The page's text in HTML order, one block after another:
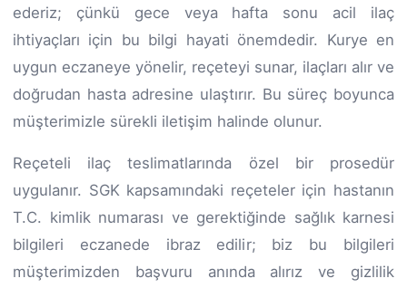
ederiz; çünkü gece veya hafta sonu acil ilaç
ihtiyaçları için bu bilgi hayati önemdedir. Kurye en
uygun eczaneye yönelir, reçeteyi sunar, ilaçları alır ve
doğrudan hasta adresine ulaştırır. Bu süreç boyunca
müşterimizle sürekli iletişim halinde olunur.
Reçeteli ilaç teslimatlarında özel bir prosedür
uygulanır. SGK kapsamındaki reçeteler için hastanın
T.C. kimlik numarası ve gerektiğinde sağlık karnesi
bilgileri eczanede ibraz edilir; biz bu bilgileri
müşterimizden başvuru anında alırız ve gizlilik